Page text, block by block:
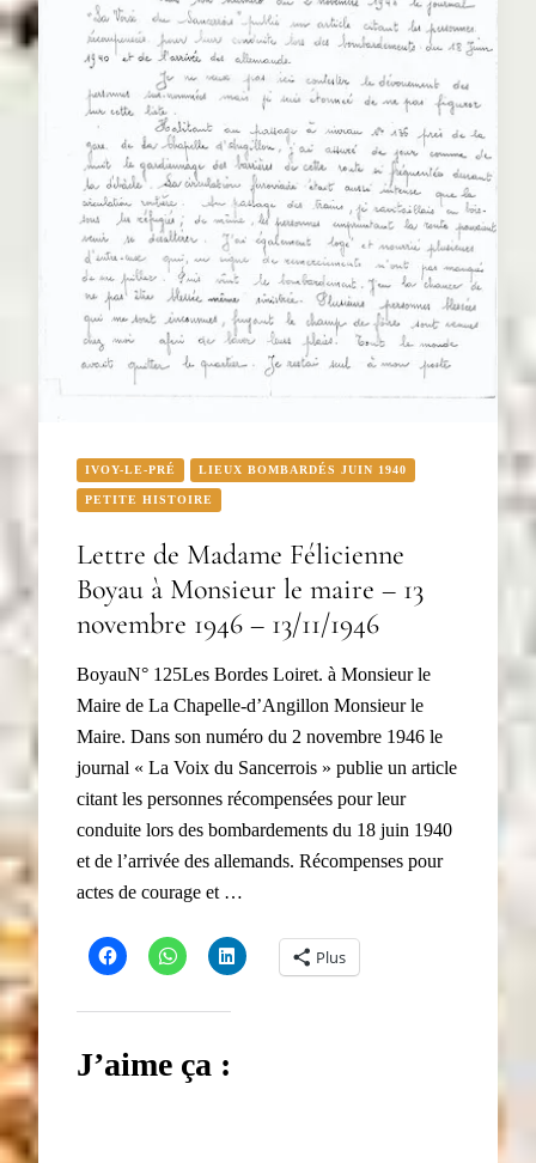
IVOY-LE-PRÉ LIEUX BOMBARDÉS JUIN 1940
PETITE HISTOIRE
Lettre de Madame Félicienne
Boyau à Monsieur le maire – 13
novembre 1946 – 13/11/1946
BoyauN° 125Les Bordes Loiret. à Monsieur le
Maire de La Chapelle-d’Angillon Monsieur le
Maire. Dans son numéro du 2 novembre 1946 le
journal « La Voix du Sancerrois » publie un article
citant les personnes récompensées pour leur
conduite lors des bombardements du 18 juin 1940
et de l’arrivée des allemands. Récompenses pour
actes de courage et …
Plus
J’aime ça :